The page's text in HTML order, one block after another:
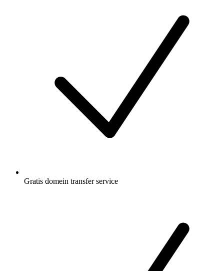
Gratis domein transfer service